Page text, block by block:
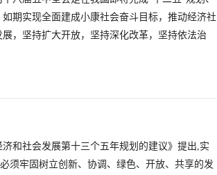
期实现全面建成小康社会奋斗目标，推动经济社
，坚持扩大开放，坚持深化改革，坚持依法治
和社会发展第十三个五年规划的建议》提出,实
须牢固树立创新、协调、绿色、开放、共享的发